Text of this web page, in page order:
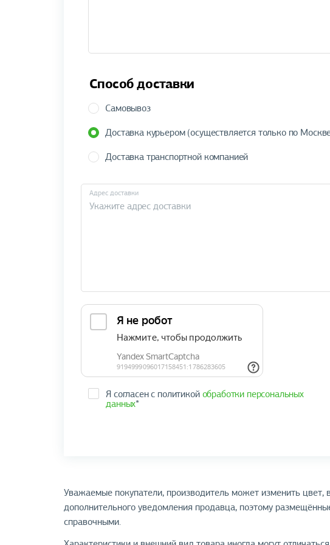
Способ доставки
Самовывоз
Доставка курьером (осуществляется только по
Доставка транспортной компанией
Адрес доставки
Я согласен с политикой обработки персональных
данных*
Уважаемые покупатели, производитель может изменить цвет,
дополнительного уведомления продавца, поэтому
справочными.